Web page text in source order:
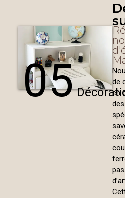
05
de
en